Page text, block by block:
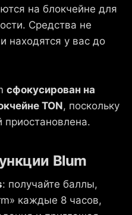
на блокчейне для
Средства не
находятся у вас до
сфокусирован на
TON, поскольку
приостановлена.
Blum
: получайте баллы,
каждые 8 часов,